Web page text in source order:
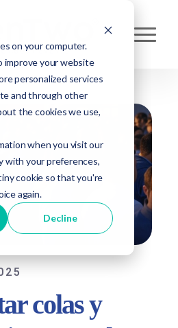
on your computer.
improve your website
personalized services
and through other
the cookies we use,
when you visit our
with your preferences,
cookie so that you're
again.
Decline
colas y